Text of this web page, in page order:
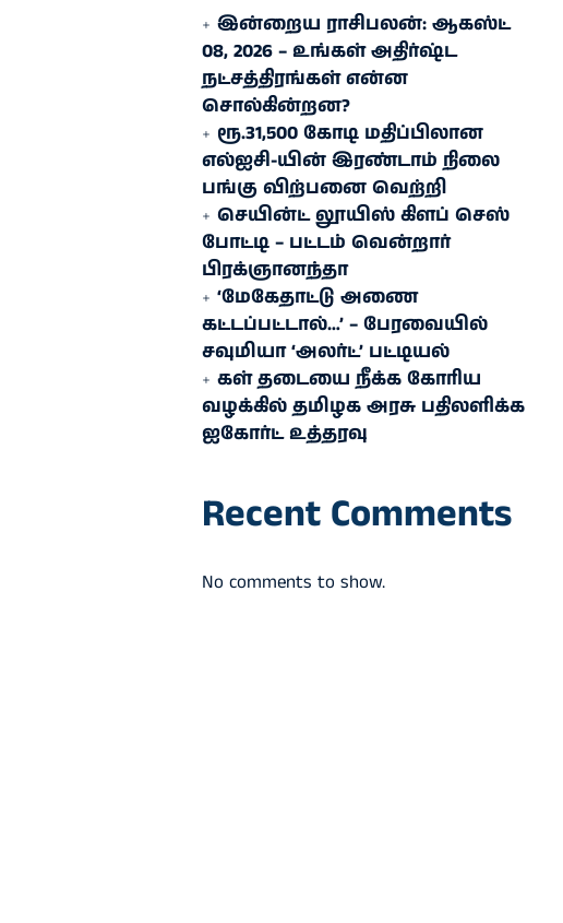
இன்றைய ராசிபலன்: ஆகஸ்ட்
08, 2026 – உங்கள் அதிர்ஷ்ட
நட்சத்திரங்கள் என்ன
சொல்கின்றன?
ரூ.31,500 கோடி மதிப்பிலான
எல்ஐசி-​யின் இரண்​டாம் நிலை
பங்கு விற்பனை வெற்றி
செயின்ட் லூயிஸ் கிளப் செஸ்
போட்டி – பட்டம் வென்றார்
பிரக்ஞானந்தா
‘மேகேதாட்டு அணை
கட்டப்பட்டால்…’ – பேரவையில்
சவுமியா ‘அலர்ட்’ பட்டியல்
கள் தடையை நீக்க கோரிய
வழக்கில் தமிழக அரசு பதிலளிக்க
ஐகோர்ட் உத்தரவு
Recent Comments
No comments to show.